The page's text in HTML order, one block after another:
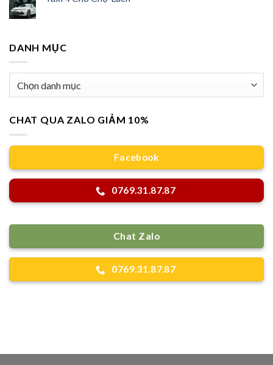
DANH MỤC
CHAT QUA ZALO GIẢM 10%
Facebook
0769.31.87.87
Chat Zalo
0769.31.87.87